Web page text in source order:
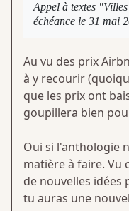
Appel à textes
échéance le 31 mai
Au vu des prix
à y recourir
que les prix ont
goupillera bien
Oui si l'anthologie
matière à faire. Vu
de nouvelles idées
tu auras une